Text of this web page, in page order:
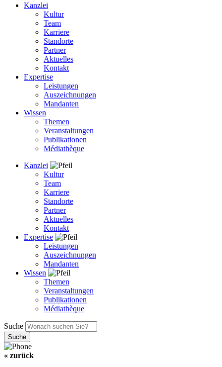
Kanzlei
Kultur
Team
Karriere
Standorte
Partner
Aktuelles
Kontakt
Expertise
Leistungen
Auszeichnungen
Mandanten
Wissen
Themen
Veranstaltungen
Publikationen
Médiathèque
Kanzlei
Kultur
Team
Karriere
Standorte
Partner
Aktuelles
Kontakt
Expertise
Leistungen
Auszeichnungen
Mandanten
Wissen
Themen
Veranstaltungen
Publikationen
Médiathèque
Suche
« zurück